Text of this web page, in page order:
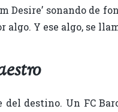
Desire’ sonando de
algo. Y ese algo, se
destino. Un FC